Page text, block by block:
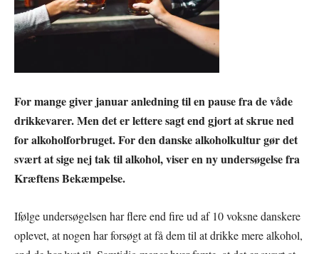
For mange giver januar anledning til en pause fra de våde
drikkevarer. Men det er lettere sagt end gjort at skrue ned
for alkoholforbruget. For den danske alkoholkultur gør det
svært at sige nej tak til alkohol, viser en ny undersøgelse fra
Kræftens Bekæmpelse.
Ifølge undersøgelsen har flere end fire ud af 10 voksne danskere
oplevet, at nogen har forsøgt at få dem til at drikke mere alkohol,